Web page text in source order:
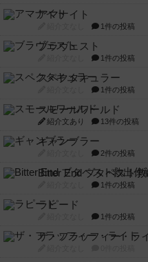
アマナイト
1件の投稿
ブラヴェスト
1件の投稿
スペクタキュラー
1件の投稿
スモールワールド
紹介文あり 13件の投稿
ギャンブラー
2件の投稿
Bitter End ブタペスト
1件の投稿
ラピード
1件の投稿
ザ・フラッフィー・ラ